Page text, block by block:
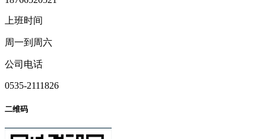
上班时间
周一到周六
公司电话
0535-2111826
二维码